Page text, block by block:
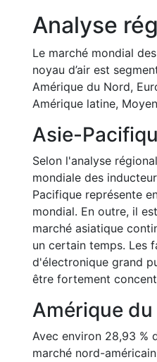
Analyse
Le marché mondial
noyau d’air est
Amérique du Nord,
Amérique latine,
Asie-
Selon l'analyse
mondiale des
Pacifique représente
mondial. En outre, il
marché asiatique
un certain temps. Les
d'électronique grand
être fortement
Amérique du
Avec environ 28,93 %
marché nord-